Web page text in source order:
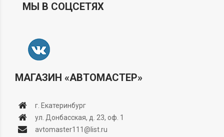
МЫ В СОЦСЕТЯХ
МАГАЗИН «АВТОМАСТЕР»
г. Екатеринбург
ул. Донбасская, д. 23, оф. 1
avtomaster111@list.ru